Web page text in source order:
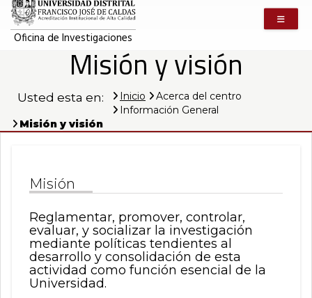
Oficina de Investigaciones
Misión y visión
Usted esta en: Inicio
Acerca del centro
Información General
Misión y visión
Misión
Reglamentar, promover, controlar,
evaluar, y socializar la investigación
mediante políticas tendientes al
desarrollo y consolidación de esta
actividad como función esencial de la
Universidad.
Servicios
Mostrando
registros
del
registros
Anterior
Siguiente